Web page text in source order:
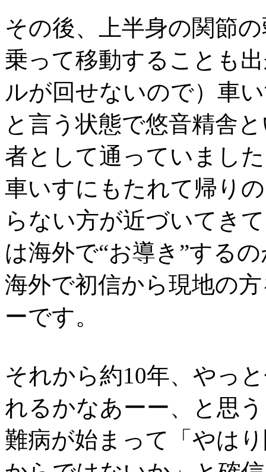
その後、上半身の関節
乗って移動することも
ルが回せないので）車
と言う状態で悠音精舎
者として通っていまし
車いすにもたれて帰り
らない方が近づいてき
は海外で“お導き”する
海外で初信から現地の
ーです。
それから約10年、やっ
れるかなあーー、と思
難病が始まって「やは